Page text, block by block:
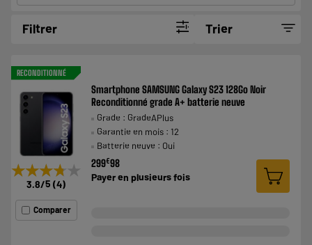
Filtrer Trier
RECONDITIONNÉ
★★★★★
★★★★★
3.8/5 (4)
Comparer
Smartphone SAMSUNG Galaxy S23 128Go Noir
Reconditionné grade A+ batterie neuve
Grade : GradeAPlus
Garantie en mois : 12
Batterie neuve : Oui
299€98
Payer en plusieurs fois